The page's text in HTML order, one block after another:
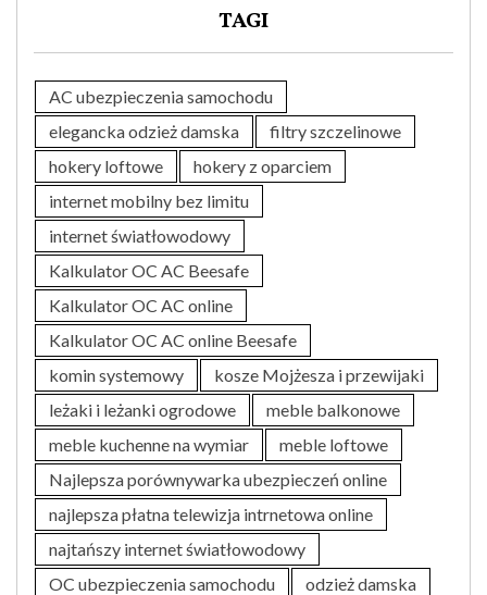
TAGI
AC ubezpieczenia samochodu
elegancka odzież damska
filtry szczelinowe
hokery loftowe
hokery z oparciem
internet mobilny bez limitu
internet światłowodowy
Kalkulator OC AC Beesafe
Kalkulator OC AC online
Kalkulator OC AC online Beesafe
komin systemowy
kosze Mojżesza i przewijaki
leżaki i leżanki ogrodowe
meble balkonowe
meble kuchenne na wymiar
meble loftowe
Najlepsza porównywarka ubezpieczeń online
najlepsza płatna telewizja intrnetowa online
najtańszy internet światłowodowy
OC ubezpieczenia samochodu
odzież damska